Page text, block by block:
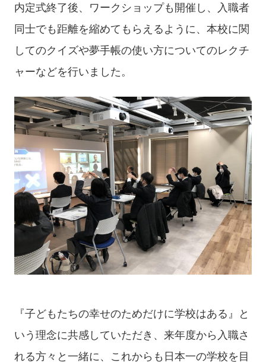
内定式終了後、ワークショップも開催し、入職者
同士でも距離を縮めてもらえるように、本校に関
してのクイズや夢手帳の使い方についてのレクチ
ャーなどを行いました。
『子どもたちの幸せのためだけに学校はある』と
いう理念に共感していただき、来年度から入職さ
れる方々と一緒に、これからも日本一の学校を目